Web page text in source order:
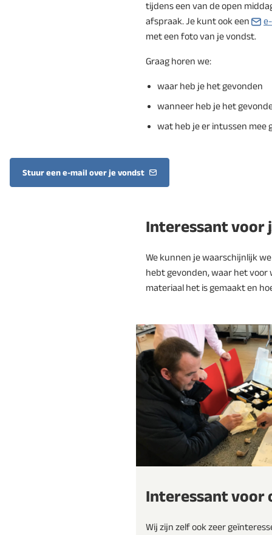
tijdens een van de open
afspraak. Je kunt ook een
met een foto van je vondst.
Graag horen we:
waar heb je het gevonden
wanneer heb je het
wat heb je er intussen mee
Stuur een e-mail over je vondst
(Verwijst
Interessant voor
We kunnen je waarschijnlijk
hebt gevonden, waar het voor
materiaal het is gemaakt en
Interessant voor
Wij zijn zelf ook zeer